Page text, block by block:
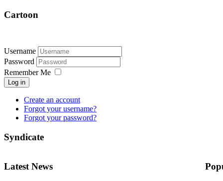
Cartoon
Username
Password
Remember Me
Log in
Create an account
Forgot your username?
Forgot your password?
Syndicate
Latest News